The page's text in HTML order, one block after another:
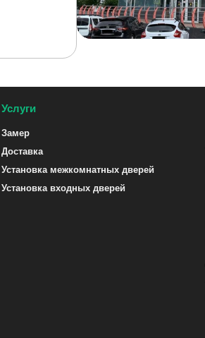
Услуги
Замер
Доставка
Установка межкомнатных дверей
Установка входных дверей